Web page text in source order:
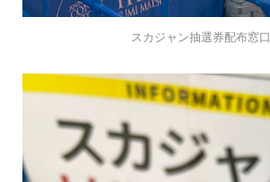
スカジャン抽選券配布窓口